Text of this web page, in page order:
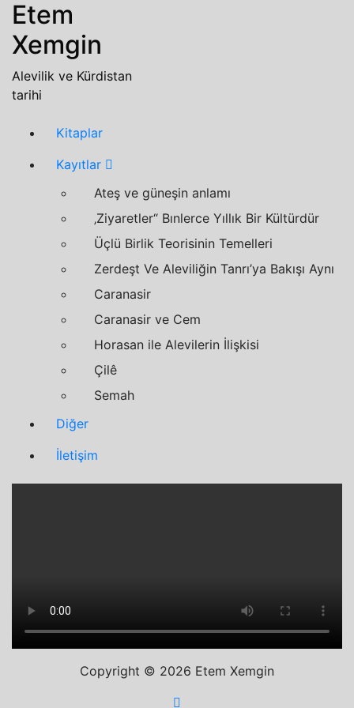
Zum
Inhalt
springen
Etem
Xemgin
Alevilik ve Kürdistan
tarihi
Kitaplar
Kayıtlar
Ateş ve güneşin anlamı
‚Ziyaretler“ Bınlerce Yıllık Bir Kültürdür
Üçlü Birlik Teorisinin Temelleri
Zerdeşt Ve Aleviliğin Tanrı’ya Bakışı Aynı
Caranasir
Caranasir ve Cem
Horasan ile Alevilerin İlişkisi
Çilê
Semah
Diğer
İletişim
Copyright © 2026 Etem Xemgin